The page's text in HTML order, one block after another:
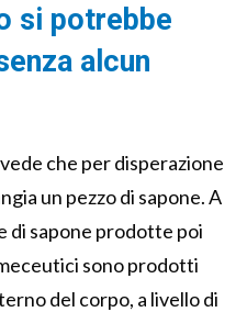
si potrebbe
alcun
che per disperazione
un pezzo di sapone. A
di sapone prodotte poi
sono prodotti
del corpo, a livello di